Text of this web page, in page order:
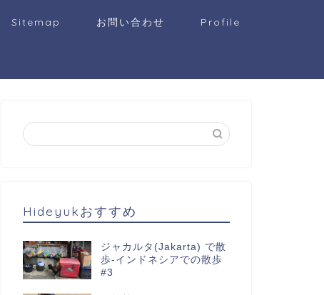
Sitemap お問い合わせ Profile
Hideyukおすすめ
ジャカルタ(Jakarta) で散
歩-インドネシアでの散歩
#3